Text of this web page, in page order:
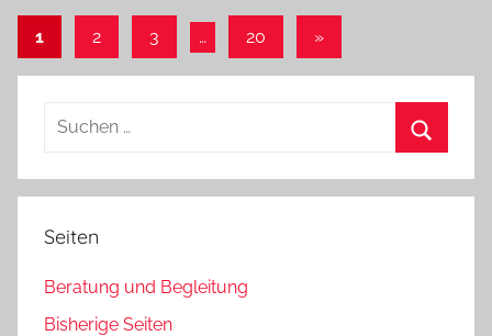
Seitennummerierung
der
Beiträge
1 2 3 … 20
Nächste
»
Suchen
Seiten
Beratung und Begleitung
Bisherige Seiten